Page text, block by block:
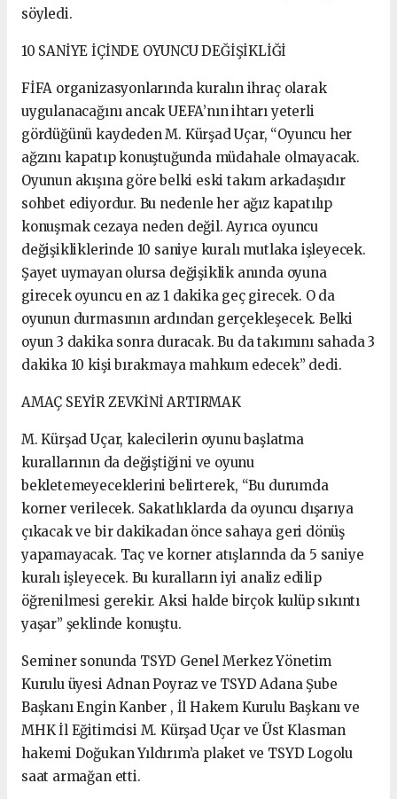
söyledi.
10 SANİYE İÇİNDE OYUNCU DEĞİŞİKLİĞİ
FİFA organizasyonlarında kuralın ihraç olarak
uygulanacağını ancak UEFA’nın ihtarı yeterli
gördüğünü kaydeden M. Kürşad Uçar, “Oyuncu her
ağzını kapatıp konuştuğunda müdahale olmayacak.
Oyunun akışına göre belki eski takım arkadaşıdır
sohbet ediyordur. Bu nedenle her ağız kapatılıp
konuşmak cezaya neden değil. Ayrıca oyuncu
değişikliklerinde 10 saniye kuralı mutlaka işleyecek.
Şayet uymayan olursa değişiklik anında oyuna
girecek oyuncu en az 1 dakika geç girecek. O da
oyunun durmasının ardından gerçekleşecek. Belki
oyun 3 dakika sonra duracak. Bu da takımını sahada 3
dakika 10 kişi bırakmaya mahkum edecek” dedi.
AMAÇ SEYİR ZEVKİNİ ARTIRMAK
M. Kürşad Uçar, kalecilerin oyunu başlatma
kurallarının da değiştiğini ve oyunu
bekletemeyeceklerini belirterek, “Bu durumda
korner verilecek. Sakatlıklarda da oyuncu dışarıya
çıkacak ve bir dakikadan önce sahaya geri dönüş
yapamayacak. Taç ve korner atışlarında da 5 saniye
kuralı işleyecek. Bu kuralların iyi analiz edilip
öğrenilmesi gerekir. Aksi halde birçok kulüp sıkıntı
yaşar” şeklinde konuştu.
Seminer sonunda TSYD Genel Merkez Yönetim
Kurulu üyesi Adnan Poyraz ve TSYD Adana Şube
Başkanı Engin Kanber , İl Hakem Kurulu Başkanı ve
MHK İl Eğitimcisi M. Kürşad Uçar ve Üst Klasman
hakemi Doğukan Yıldırım’a plaket ve TSYD Logolu
saat armağan etti.